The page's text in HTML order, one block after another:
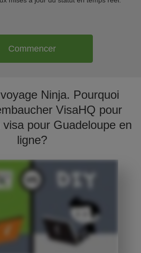
Commencer
Ninja. Pourquoi
VisaHQ pour
pour Guadeloupe en
ligne?